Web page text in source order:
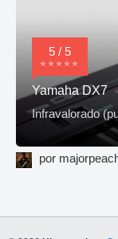
5 / 5
Yamaha DX7
Infravalorado
por